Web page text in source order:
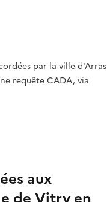
par la ville d'Arras
requête CADA, via
aux